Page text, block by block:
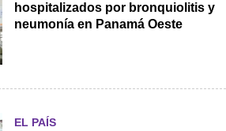
hospitalizados por bronquiolitis y
neumonía en Panamá Oeste
EL PAÍS